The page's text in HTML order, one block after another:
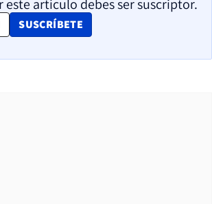
este artículo debes ser suscriptor.
SUSCRÍBETE
OPENS IN NEW WINDOW